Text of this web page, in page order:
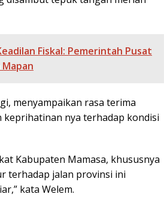
Fiskal: Pemerintah Pusat
menyampaikan rasa terima
keprihatinan nya terhadap kondisi
Kabupaten Mamasa, khususnya
terhadap jalan provinsi ini
kata Welem.